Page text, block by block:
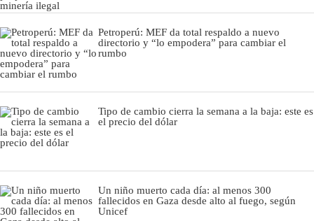
Petroperú: MEF da total respaldo a nuevo
directorio y “lo empodera” para cambiar el
rumbo
Tipo de cambio cierra la semana a la baja: este es
el precio del dólar
Un niño muerto cada día: al menos 300
fallecidos en Gaza desde alto al fuego, según
Unicef